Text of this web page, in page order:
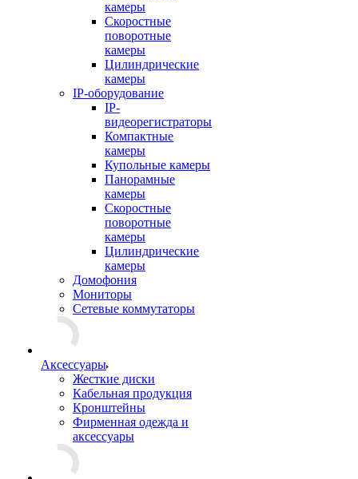
камеры
Скоростные
поворотные
камеры
Цилиндрические
камеры
IP-оборудование
IP-
видеорегистраторы
Компактные
камеры
Купольные камеры
Панорамные
камеры
Скоростные
поворотные
камеры
Цилиндрические
камеры
Домофония
Мониторы
Сетевые коммутаторы
Аксессуары
Жесткие диски
Кабельная продукция
Кронштейны
Фирменная одежда и
аксессуары